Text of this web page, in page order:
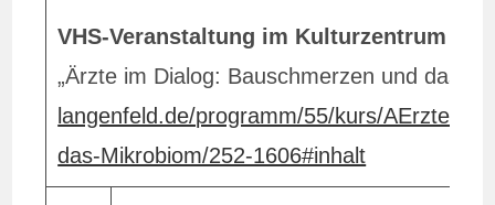
VHS-Veranstaltung im Kulturzentrum am
„Ärzte im Dialog: Bauschmerzen und das
langenfeld.de/programm/55/kurs/AErzte-
das-Mikrobiom/252-1606#inhalt